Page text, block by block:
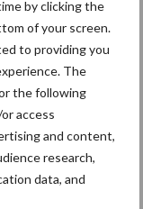
by clicking the
of your screen.
to providing you
The
the following
access
and content,
research,
data, and